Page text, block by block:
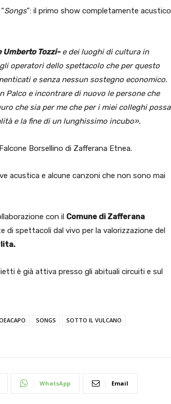
Songs”: il primo show completamente acustico
Umberto Tozzi-e dei luoghi di cultura in
operatori dello spettacolo che per questo
e senza nessun sostegno economico.
Palco e incontrare di nuovo le persone che
che sia per me che per i miei colleghi possa
e la fine di un lunghissimo incubo».
Borsellino di Zafferana Etnea.
acustica e alcune canzoni che non sono mai
con il Comune di Zafferana
di spettacoli dal vivo per la valorizzazione del
è già attiva presso gli abituali circuiti e sul
SONGS
SOTTO IL VULCANO
WhatsApp Email